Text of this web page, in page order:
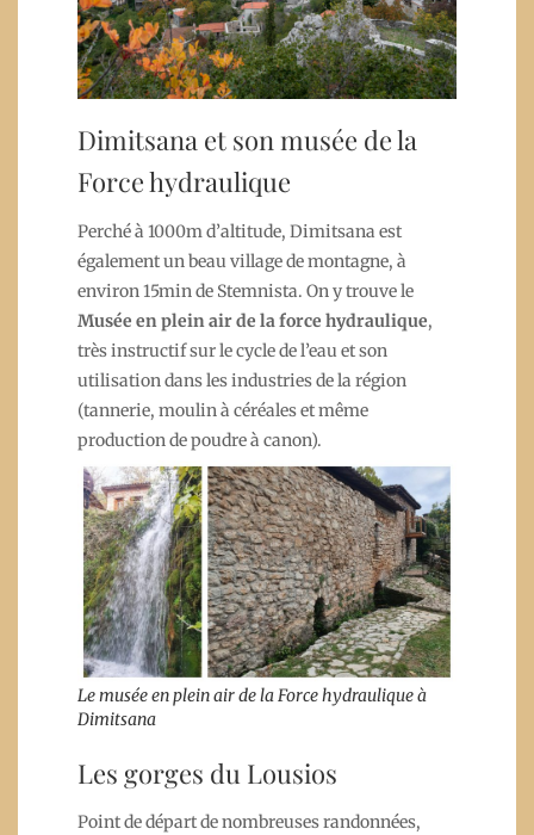
Dimitsana et son musée de la
Force hydraulique
Perché à 1000m d’altitude, Dimitsana est
également un beau village de montagne, à
environ 15min de Stemnista. On y trouve le
Musée en plein air de la force hydraulique,
très instructif sur le cycle de l’eau et son
utilisation dans les industries de la région
(tannerie, moulin à céréales et même
production de poudre à canon).
Le musée en plein air de la Force hydraulique à
Dimitsana
Les gorges du Lousios
Point de départ de nombreuses randonnées,